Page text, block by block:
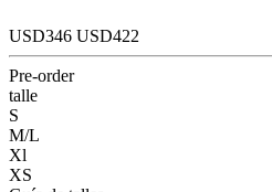
USD346 USD422
Pre-order
talle
S
M/L
Xl
XS